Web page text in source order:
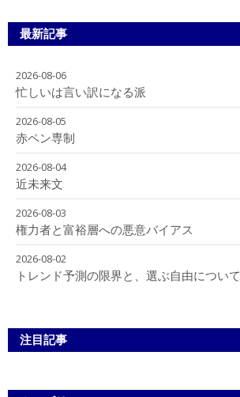
最新記事
2026-08-06
忙しいは言い訳になる派
2026-08-05
赤ペン専制
2026-08-04
近未来文
2026-08-03
権力者と富裕層への悪意バイアス
2026-08-02
トレンド予測の限界と、選ぶ自由について
注目記事